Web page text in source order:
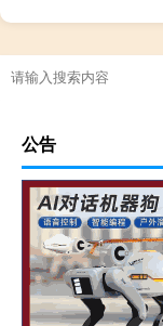
公告